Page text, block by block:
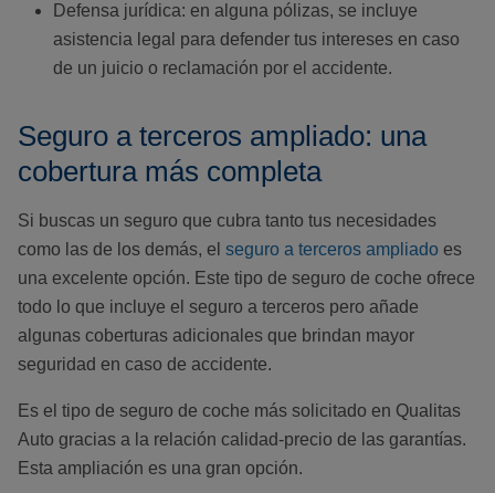
Defensa jurídica: en alguna pólizas, se incluye
asistencia legal para defender tus intereses en caso
de un juicio o reclamación por el accidente.
Seguro a terceros ampliado: una
cobertura más completa
Si buscas un seguro que cubra tanto tus necesidades
como las de los demás, el seguro a terceros ampliado es
una excelente opción. Este tipo de seguro de coche ofrece
todo lo que incluye el seguro a terceros pero añade
algunas coberturas adicionales que brindan mayor
seguridad en caso de accidente.
Es el tipo de seguro de coche más solicitado en Qualitas
Auto gracias a la relación calidad-precio de las garantías.
Esta ampliación es una gran opción.